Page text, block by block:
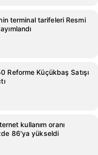
terminal tarifeleri Resmi
Reforme Küçükbaş Satışı
kullanım oranı
86'ya yükseldi